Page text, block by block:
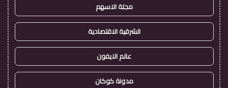
مجلة الاسهم
الشرقية الاقتصادية
عالم الايفون
مدونة كوكان